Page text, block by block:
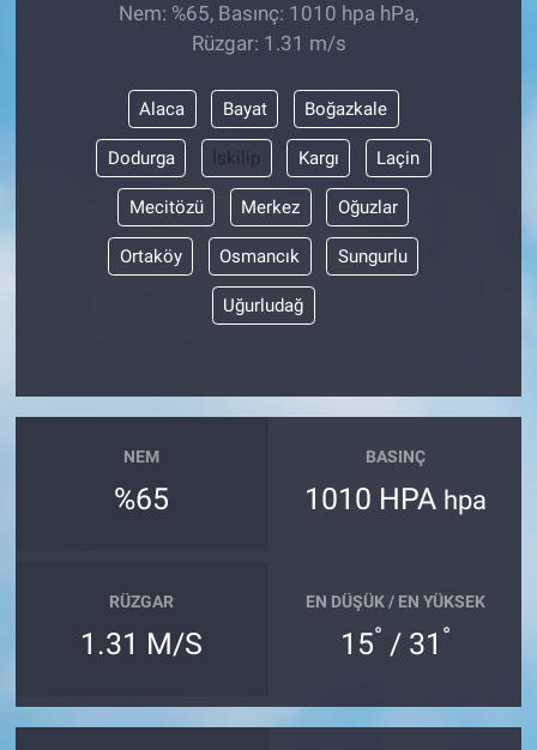
Nem: %65, Basınç: 1010 hpa hPa,
Rüzgar: 1.31 m/s
Alaca Bayat Boğazkale
Dodurga İskilip Kargı Laçin
Mecitözü Merkez Oğuzlar
Ortaköy Osmancık Sungurlu
Uğurludağ
NEM
%65
BASINÇ
1010 HPA hpa
RÜZGAR
1.31 M/S
EN DÜŞÜK / EN YÜKSEK
15° / 31 °